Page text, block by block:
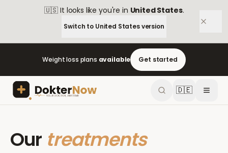
🇺🇸 It looks like you're in United States.
Switch to United Statesversion
Weight loss plans available Get started
🇩🇪
Our treatments